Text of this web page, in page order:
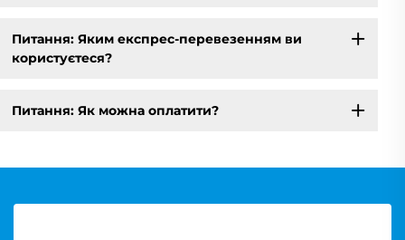
Питання: Яким експрес-перевезенням ви
користуєтеся?
Питання: Як можна оплатити?